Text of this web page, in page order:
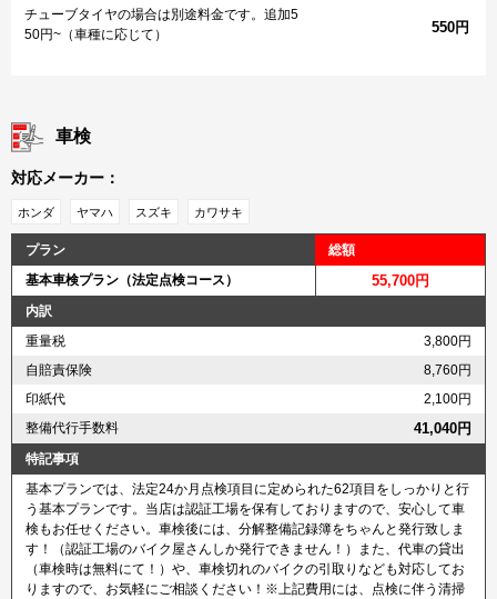
チューブタイヤの場合は別途料金です。追加5
50円~（車種に応じて）
550円
車検
対応メーカー：
ホンダ ヤマハ スズキ カワサキ
プラン
総額
基本車検プラン（法定点検コース）
55,700円
内訳
重量税
3,800円
自賠責保険
8,760円
印紙代
2,100円
整備代行手数料
41,040円
特記事項
基本プランでは、法定24か月点検項目に定められた62項目をしっかりと行
う基本プランです。当店は認証工場を保有しておりますので、安心して車
検もお任せください。車検後には、分解整備記録簿をちゃんと発行致しま
す！（認証工場のバイク屋さんしか発行できません！）また、代車の貸出
（車検時は無料にて！）や、車検切れのバイクの引取りなども対応してお
りますので、お気軽にご相談ください！※上記費用には、点検に伴う清掃